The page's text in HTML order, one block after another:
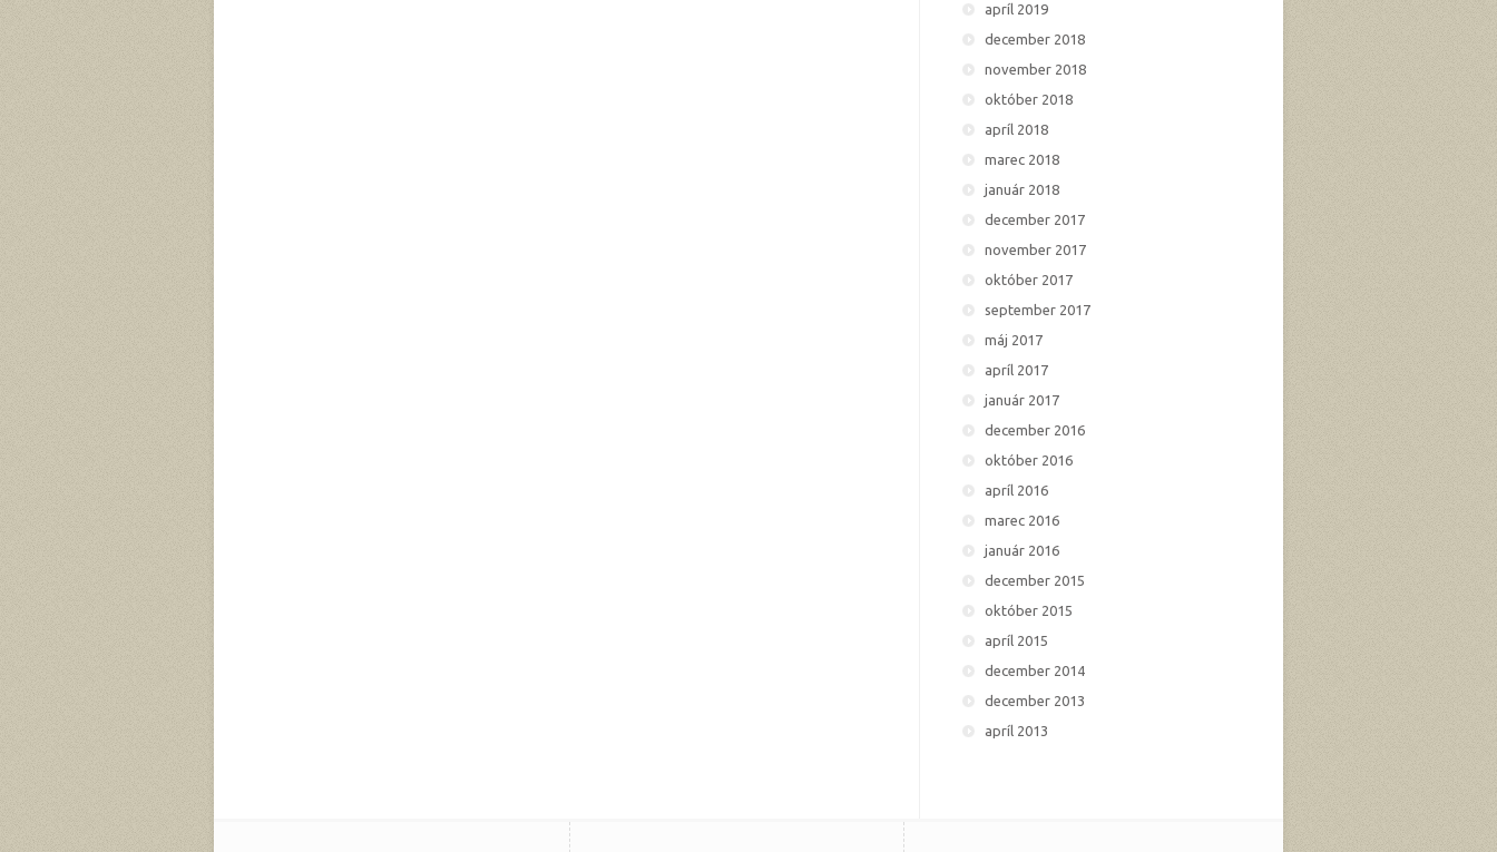
apríl 2019
december 2018
november 2018
október 2018
apríl 2018
marec 2018
január 2018
december 2017
november 2017
október 2017
september 2017
máj 2017
apríl 2017
január 2017
december 2016
október 2016
apríl 2016
marec 2016
január 2016
december 2015
október 2015
apríl 2015
december 2014
december 2013
apríl 2013